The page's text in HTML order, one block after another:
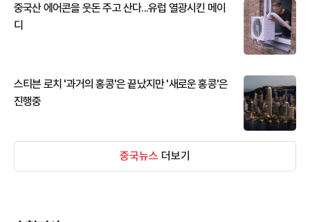
중국산 에어콘을 웃돈 주고 산다...유럽 열광시킨 메이
디
스티븐 로치 '과거의 홍콩'은 끝났지만 '새로운 홍콩'은
진행중
중국뉴스 더보기